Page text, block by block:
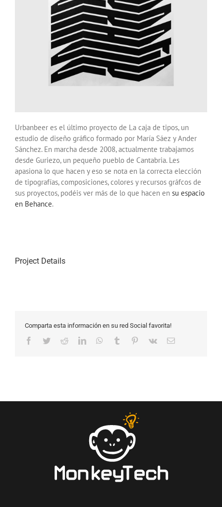
Urbanbeer es el último proyecto de La caja de tipos, un
estudio de diseño gráfico formado por María Sáez y Ander
Sánchez. En marcha desde 2008, actualmente trabajamos
desde Guriezo, un pequeño pueblo de Cantabria. Les
apasiona lo que hacen y eso se nota en la correcta elección
de tipografías, composiciones, colores y recursos gráfcos de
sus proyectos, podéis ver más de lo que hacen en su espacio
en Behance.
Project Details
Comparta esta información en su red Social favorita!
Facebook
TwitterRedditLinkedInWhatsApp
Tumblr Pinterest
Vk Email